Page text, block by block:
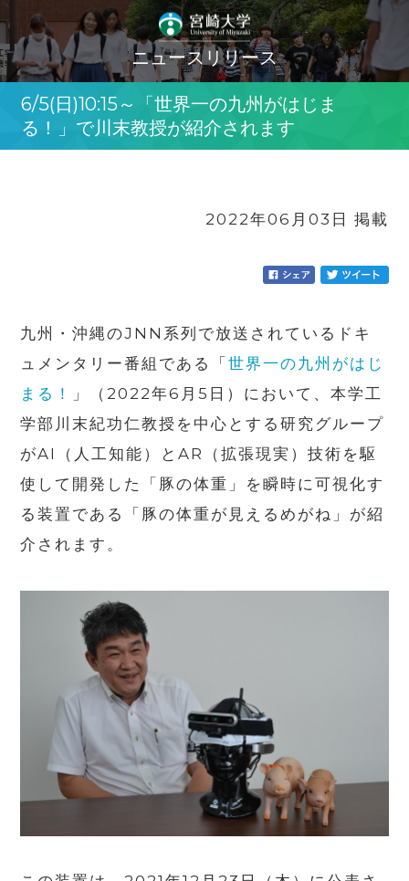
ニュースリリース
6/5(日)10:15～「世界一の九州がはじま
る！」で川末教授が紹介されます
2022年06月03日 掲載
九州・沖縄のJNN 系列で放送されているドキ
ュメンタリー番組である「世界一の九州がはじ
まる！
」（ 2022年6 月5 日）において、本学工
学部川末紀功仁教授を中心とする研究グループ
がAI（人工知能）とAR
（拡張現実）技術を駆
使して開発した「豚の体重」を瞬時に可視化す
る装置である「豚の体重が見えるめがね」が紹
介されます。